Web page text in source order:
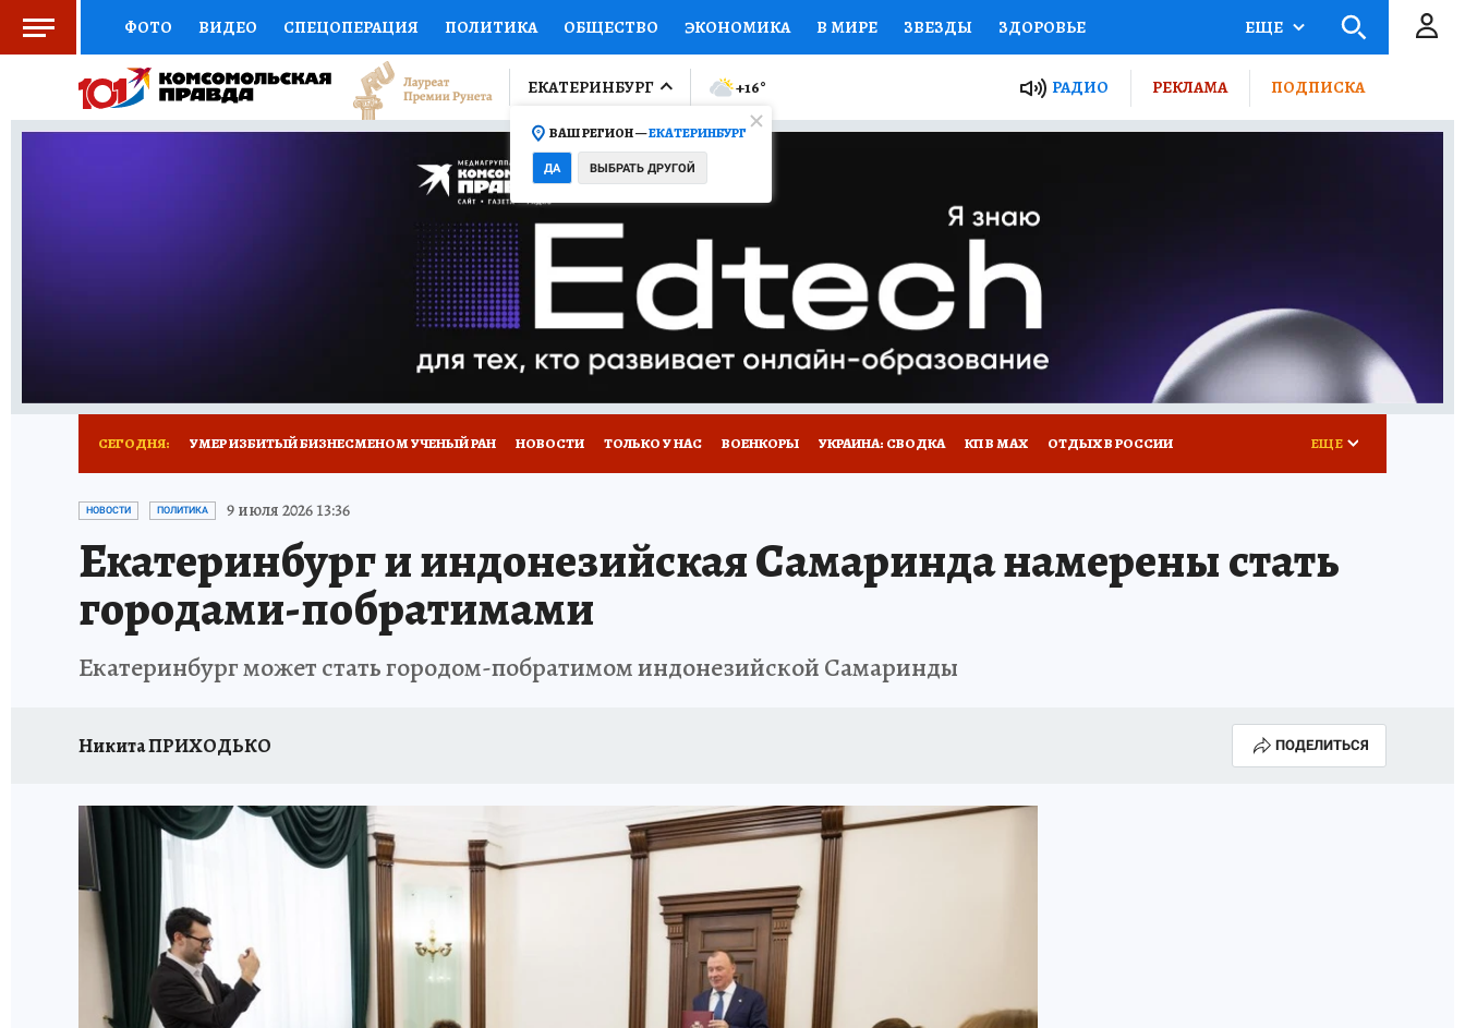
ФОТО ВИДЕО СПЕЦОПЕРАЦИЯ ПОЛИТИКА ОБЩЕСТВО ЭКОНОМИКА В МИРЕ ЗВЕЗДЫ ЗДОРОВЬЕ
СОЦПОДДЕРЖКА НАУКА СПОРТ КОЛУМНИСТЫ ПРОИСШЕСТВИЯ НАЦИОНАЛЬНЫЕ ПРОЕКТЫ РОССИИ
ВЫБОР ЭКСПЕРТОВ ДОКТОР ФИНАНСЫ ОТКРЫВАЕМ МИР Я ЗНАЮ СЕМЬЯ ЖЕНСКИЕ СЕКРЕТЫ ПУТЕВОДИТЕЛЬ
ПРОГНОЗЫ НА СПОРТ ПРОМОКОДЫ СЕРИАЛЫ
ТЕЛЕВИЗОР КОЛЛЕКЦИИ КОНКУРСЫ ГИД ПОТРЕБИТЕЛЯ
НОВОЕ НА САЙТЕ
ЕЩЕ
ЕКАТЕРИНБУРГ
ВАШ РЕГИОН —ЕКАТЕРИНБУРГ
ДА ВЫБРАТЬ ДРУГОЙ
+16° РАДИО РЕКЛАМА ПОДПИСКА
СЕГОДНЯ: УМЕР ИЗБИТЫЙ БИЗНЕСМЕНОМ УЧЕНЫЙ РАН НОВОСТИ ТОЛЬКО У НАС ВОЕНКОРЫ УКРАИНА: СВОДКА КП В МАХ ОТДЫХ В РОССИИ
ЗАПОВЕДНАЯ РОССИЯ
ЕЩЕ
НОВОСТИ ПОЛИТИКА 9 июля 2026 13:36
Екатеринбург и индонезийская Самаринда намерены стать
городами-побратимами
Екатеринбург может стать городом-побратимом индонезийской Самаринды
Никита ПРИХОДЬКО ПОДЕЛИТЬСЯ